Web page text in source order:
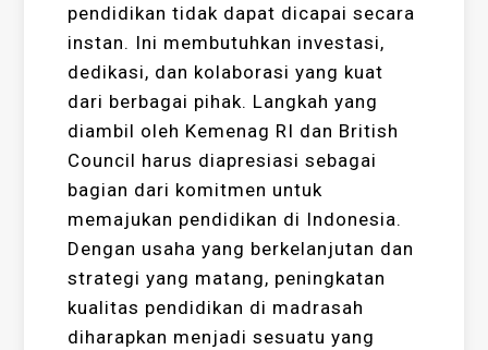
pendidikan tidak dapat dicapai secara
instan. Ini membutuhkan investasi,
dedikasi, dan kolaborasi yang kuat
dari berbagai pihak. Langkah yang
diambil oleh Kemenag RI dan British
Council harus diapresiasi sebagai
bagian dari komitmen untuk
memajukan pendidikan di Indonesia.
Dengan usaha yang berkelanjutan dan
strategi yang matang, peningkatan
kualitas pendidikan di madrasah
diharapkan menjadi sesuatu yang